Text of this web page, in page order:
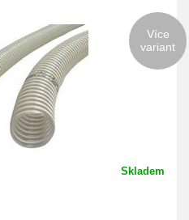
Skladem
Více
variant